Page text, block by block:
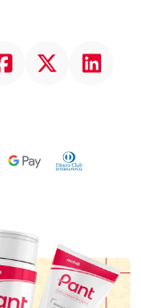
Linkedin
Google PayDiners Club